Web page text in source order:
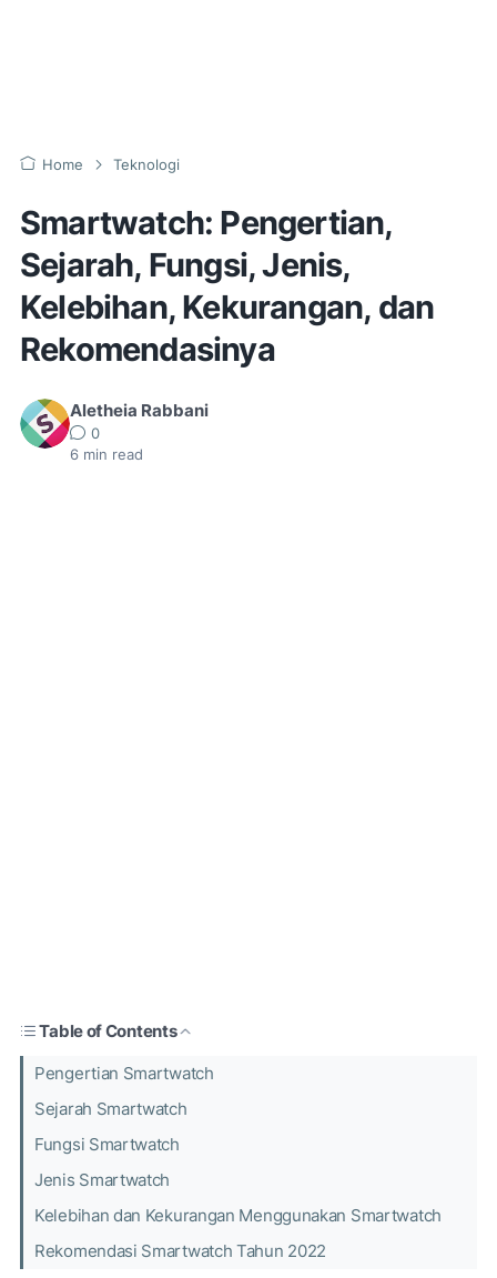
Home Teknologi
Smartwatch: Pengertian,
Sejarah, Fungsi, Jenis,
Kelebihan, Kekurangan, dan
Rekomendasinya
Aletheia Rabbani
0
6 min read
Table of Contents
Pengertian Smartwatch
Sejarah Smartwatch
Fungsi Smartwatch
Jenis Smartwatch
Kelebihan dan Kekurangan Menggunakan Smartwatch
Rekomendasi Smartwatch Tahun 2022